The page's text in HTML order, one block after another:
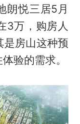
朗悦三居5月
3万，购房人
是房山这种预
验的需求。